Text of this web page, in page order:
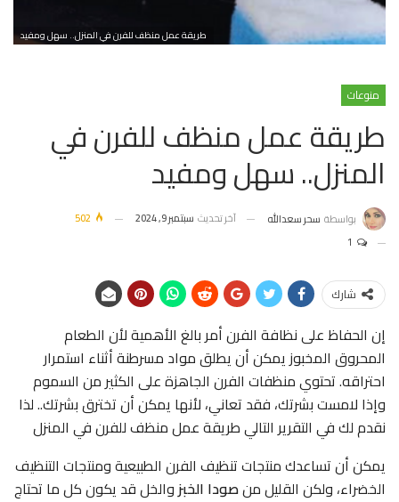
طريقة عمل منظف للفرن في المنزل.. سهل ومفيد
منوعات
طريقة عمل منظف للفرن في
المنزل.. سهل ومفيد
بواسطة سحر سعدالله آخر تحديث سبتمبر 9, 2024
شارك
إن الحفاظ على نظافة الفرن أمر بالغ الأهمية لأن الطعام
المحروق المخبوز يمكن أن يطلق مواد مسرطنة أثناء استمرار
احتراقه. تحتوي منظفات الفرن الجاهزة على الكثير من السموم
وإذا لامست بشرتك، فقد تعاني، لأنها يمكن أن تخترق بشرتك.. لذا
نقدم لك في التقرير التالي طريقة عمل منظف للفرن في المنزل
يمكن أن تساعدك منتجات تنظيف الفرن الطبيعية ومنتجات التنظيف
الخضراء، ولكن القليل منصودا الخبزوالخل قد يكون كل ما تحتاج